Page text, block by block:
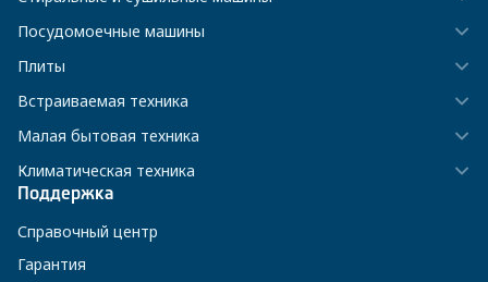
Посудомоечные машины
Плиты
Встраиваемая техника
Малая бытовая техника
Климатическая техника
Поддержка
Справочный центр
Гарантия